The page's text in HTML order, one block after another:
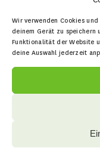
Wir verwenden Cookies
deinem Gerät zu speichern
Funktionalität der Website
deine Auswahl jederzeit
Wohnen.
durch einen
Ergebnissen